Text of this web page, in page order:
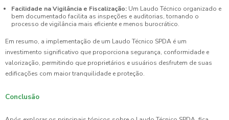
Facilidade na Vigilância e Fiscalização: Um Laudo Técnico organizado e
bem documentado facilita as inspeções e auditorias, tornando o
processo de vigilância mais eficiente e menos burocrático.
Em resumo, a implementação de um Laudo Técnico SPDA é um
investimento significativo que proporciona segurança, conformidade e
valorização, permitindo que proprietários e usuários desfrutem de suas
edificações com maior tranquilidade e proteção.
Conclusão